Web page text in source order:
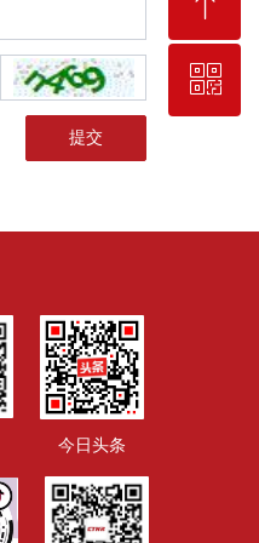
回到顶部
ꀥ
提交
今日头条